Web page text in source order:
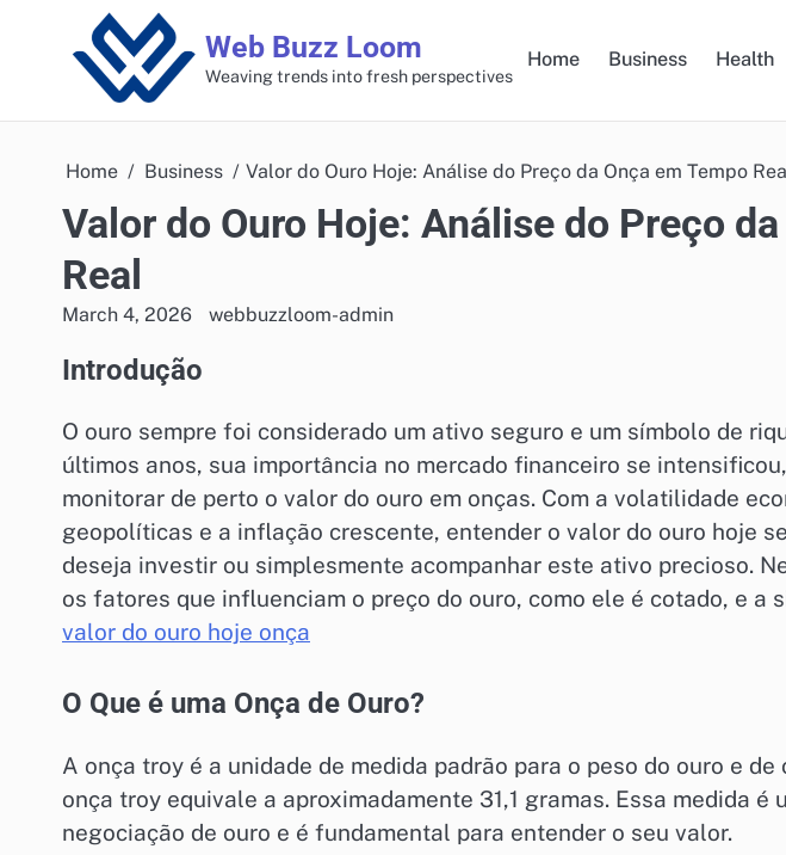
Web Buzz Loom
Weaving trends into fresh perspectives
Home Business Health
Home Business Valor do Ouro Hoje: Análise do Preço da Onça em Tempo
Valor do Ouro Hoje: Análise do Preço
Real
March 4, 2026 webbuzzloom-admin
Introdução
O ouro sempre foi considerado um ativo seguro e um símbolo de
últimos anos, sua importância no mercado financeiro se
monitorar de perto o valor do ouro em onças. Com a volatilidade
geopolíticas e a inflação crescente, entender o valor do ouro hoje
deseja investir ou simplesmente acompanhar este ativo precioso.
os fatores que influenciam o preço do ouro, como ele é cotado, e a
valor do ouro hoje onça
O Que é uma Onça de Ouro?
A onça troy é a unidade de medida padrão para o peso do ouro e
onça troy equivale a aproximadamente 31,1 gramas. Essa medida é
negociação de ouro e é fundamental para entender o seu valor.